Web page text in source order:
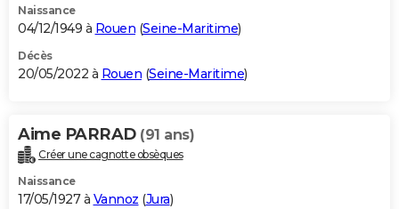
Naissance
04/12/1949 à Rouen (Seine-Maritime)
Décès
20/05/2022 à Rouen (Seine-Maritime)
Aime PARRAD (91 ans)
Créer une cagnotte obsèques
Naissance
17/05/1927 à Vannoz (Jura)